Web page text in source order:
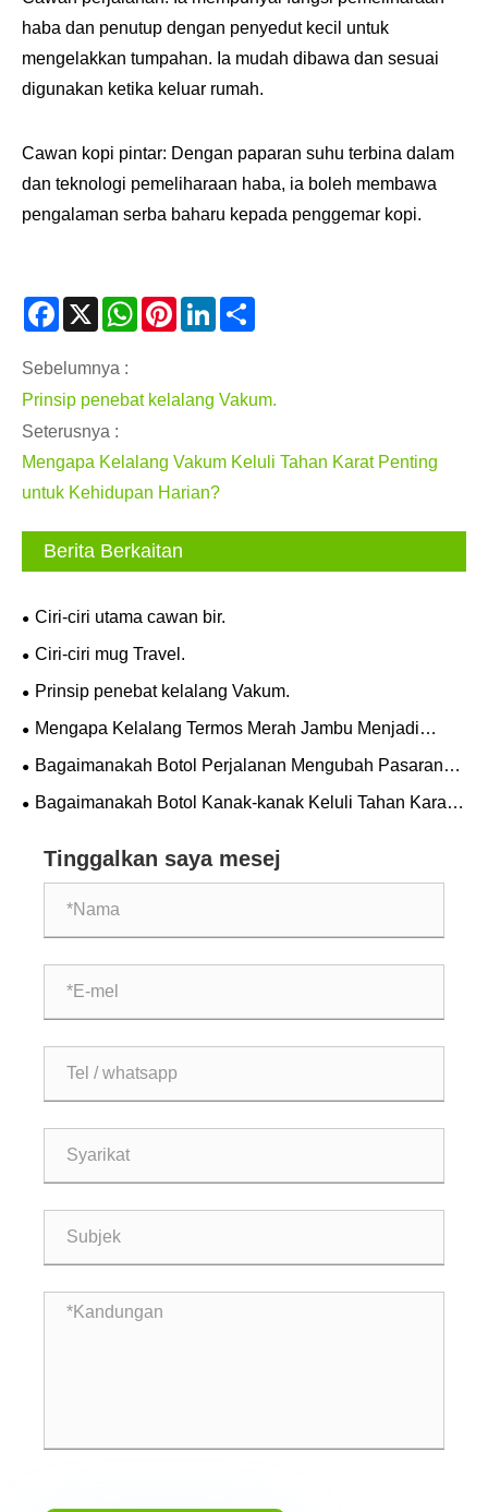
haba dan penutup dengan penyedut kecil untuk
mengelakkan tumpahan. Ia mudah dibawa dan sesuai
digunakan ketika keluar rumah.
Cawan kopi pintar: Dengan paparan suhu terbina dalam
dan teknologi pemeliharaan haba, ia boleh membawa
pengalaman serba baharu kepada penggemar kopi.
Facebook
X WhatsAppPinterestLinkedIn
Sebelumnya :
Prinsip penebat kelalang Vakum.
Seterusnya :
Mengapa Kelalang Vakum Keluli Tahan Karat Penting
untuk Kehidupan Harian?
Berita Berkaitan
Ciri-ciri utama cawan bir.
Ciri-ciri mug Travel.
Prinsip penebat kelalang Vakum.
Mengapa Kelalang Termos Merah Jambu Menjadi
Pilihan Sempurna untuk Penghidratan Bergaya dan Sihat
Bagaimanakah Botol Perjalanan Mengubah Pasaran
Penghidratan Moden?
Bagaimanakah Botol Kanak-kanak Keluli Tahan Karat
Anda?
Tinggalkan saya mesej